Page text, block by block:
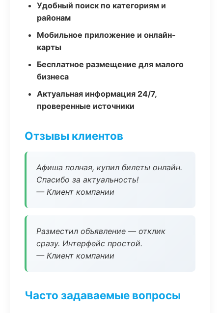
Удобный поиск по категориям и
районам
Мобильное приложение и онлайн-
карты
Бесплатное размещение для малого
бизнеса
Актуальная информация 24/7,
проверенные источники
Отзывы клиентов
Афиша полная, купил билеты онлайн.
Спасибо за актуальность!
— Клиент компании
Разместил объявление — отклик
сразу. Интерфейс простой.
— Клиент компании
Часто задаваемые вопросы